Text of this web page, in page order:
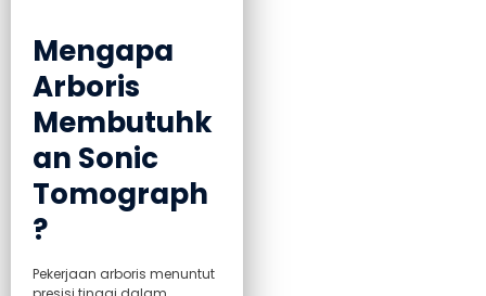
Mengapa
Arboris
Membutuhk
an Sonic
Tomograph
?
Pekerjaan arboris menuntut